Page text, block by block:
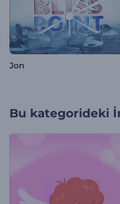
Jon
Bu kategorideki